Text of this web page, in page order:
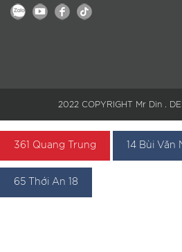
2022 COPYRIGHT Mr Din .
361 Quang Trung 14 Bùi Văn
65 Thới An 18